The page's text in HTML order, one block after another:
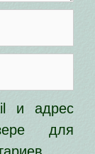
и адрес
для